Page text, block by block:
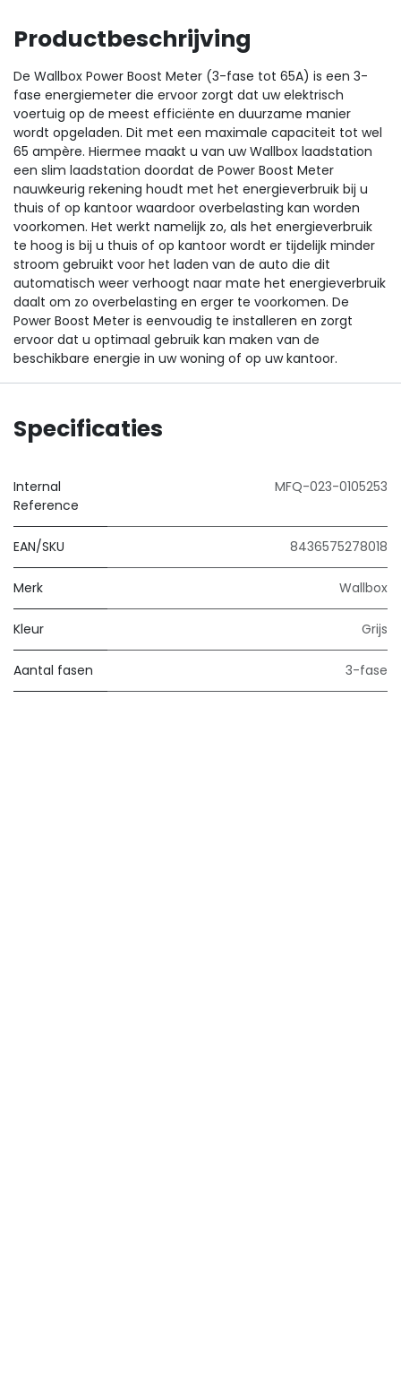
Productbeschrijving
De Wallbox Power Boost Meter (3-fase tot 65A) is een 3-
fase energiemeter die ervoor zorgt dat uw elektrisch
voertuig op de meest efficiënte en duurzame manier
wordt opgeladen. Dit met een maximale capaciteit tot wel
65 ampère. Hiermee maakt u van uw Wallbox laadstation
een slim laadstation doordat de Power Boost Meter
nauwkeurig rekening houdt met het energieverbruik bij u
thuis of op kantoor waardoor overbelasting kan worden
voorkomen. Het werkt namelijk zo, als het energieverbruik
te hoog is bij u thuis of op kantoor wordt er tijdelijk minder
stroom gebruikt voor het laden van de auto die dit
automatisch weer verhoogt naar mate het energieverbruik
daalt om zo overbelasting en erger te voorkomen. De
Power Boost Meter is eenvoudig te installeren en zorgt
ervoor dat u optimaal gebruik kan maken van de
beschikbare energie in uw woning of op uw kantoor.
Specificaties
Internal
Reference
MFQ-023-0105253
EAN/SKU 8436575278018
Merk Wallbox
Kleur Grijs
Aantal fasen 3-fase